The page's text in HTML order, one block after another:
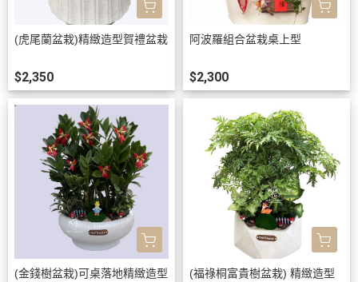
(虎尾蘭盆栽)精緻造型賀禮盆栽
$2,350
阿波羅組合盆栽桌上型
$2,300
(金錢樹盆栽)可桌落地精緻造型
(福祿桐富貴樹盆栽) 精緻造型